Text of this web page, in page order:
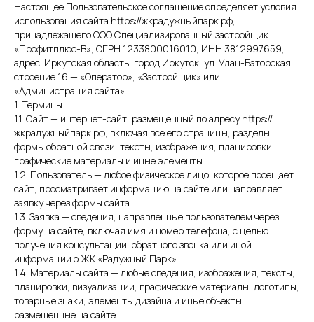
Настоящее Пользовательское соглашение определяет условия
использования сайта https://жкрадужныйпарк.рф,
принадлежащего ООО Специализированный застройщик
«Профитплюс-В», ОГРН 1233800016010, ИНН 3812997659,
адрес: Иркутская область, город Иркутск, ул. Улан-Баторская,
строение 16 — «Оператор», «Застройщик» или
«Администрация сайта».
1. Термины
1.1. Сайт — интернет-сайт, размещенный по адресу https://
жкрадужныйпарк.рф, включая все его страницы, разделы,
формы обратной связи, тексты, изображения, планировки,
графические материалы и иные элементы.
1.2. Пользователь — любое физическое лицо, которое посещает
сайт, просматривает информацию на сайте или направляет
заявку через формы сайта.
1.3. Заявка — сведения, направленные пользователем через
форму на сайте, включая имя и номер телефона, с целью
получения консультации, обратного звонка или иной
информации о ЖК «Радужный Парк».
1.4. Материалы сайта — любые сведения, изображения, тексты,
планировки, визуализации, графические материалы, логотипы,
товарные знаки, элементы дизайна и иные объекты,
размещенные на сайте.